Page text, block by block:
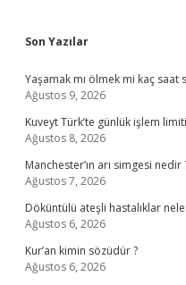
Sidebar
Son Yazılar
Yaşamak mı ölmek mi kaç saat
Ağustos 9, 2026
Kuveyt Türk’te günlük işlem
Ağustos 8, 2026
Manchester’ın arı simgesi nedir
Ağustos 7, 2026
Döküntülü ateşli hastalıklar
Ağustos 6, 2026
Kur’an kimin sözüdür ?
Ağustos 6, 2026